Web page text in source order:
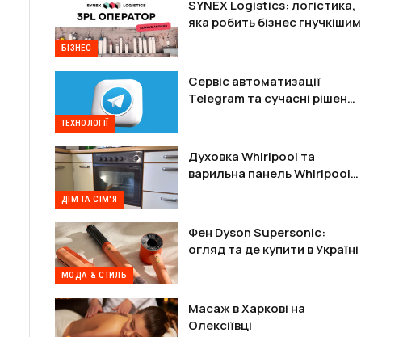
БІЗНЕС
SYNEX Logistics: логістика,
яка робить бізнес гнучкішим
ТЕХНОЛОГІЇ
Сервіс автоматизації
Telegram та сучасні рішення
ДІМ ТА СІМ'Я
Духовка Whirlpool та
варильна панель Whirlpool:
МОДА & СТИЛЬ
Фен Dyson Supersonic:
огляд та де купити в Україні
Масаж в Харкові на
Олексіївці